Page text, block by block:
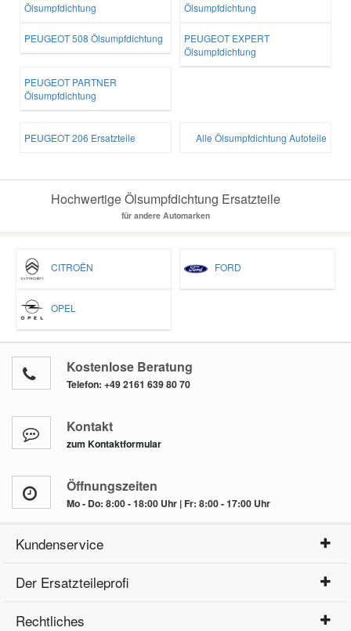
Ölsumpfdichtung
Ölsumpfdichtung
PEUGEOT 508 Ölsumpfdichtung
PEUGEOT EXPERT
Ölsumpfdichtung
PEUGEOT PARTNER
Ölsumpfdichtung
PEUGEOT 206 Ersatzteile Alle Ölsumpfdichtung Autoteile
Hochwertige Ölsumpfdichtung Ersatzteile
für andere Automarken
CITROËN FORD
OPEL
Kostenlose Beratung
Telefon: +49 2161 639 80 70
Kontakt
zum Kontaktformular
Öffnungszeiten
Mo - Do: 8:00 - 18:00 Uhr | Fr: 8:00 - 17:00 Uhr
Kundenservice
Der Ersatzteileprofi
Rechtliches
Seat Ersatzteile
Skoda Ersatzteile
Smart Ersatzteile
Toyota Ersatzteile
Volvo Ersatzteile